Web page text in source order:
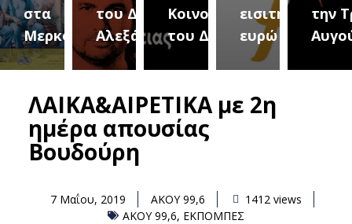
του Δήμου
Αλεξάνδρειας
Κοινοτήτων
του Δήμου
εισιτήριο 2
ευρώ
την Τρίτη 18
Αυγούστουτου
ΛΑΙΚΑ&ΑΙΡΕΤΙΚΑ με 2η
ημέρα απουσίας
Βουδούρη
7 Μαΐου, 2019 ΑΚΟΥ 99,6
1412 views
ΑΚΟΥ 99,6, ΕΚΠΟΜΠΕΣ